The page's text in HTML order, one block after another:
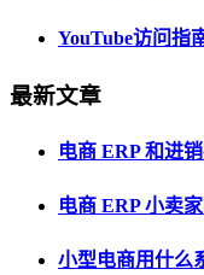
YouTube访问指
最新文章
电商 ERP 和进
电商 ERP 小卖
小型电商用什么